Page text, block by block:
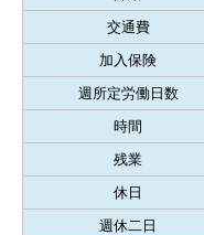
交通費
加入保険
週所定労働日数
時間
残業
休日
週休二日